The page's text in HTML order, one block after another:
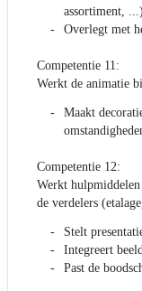
assortiment, ...)
Overlegt met
Competentie 11:
Werkt de animatie
Maakt
Competentie 12:
Werkt
de verdelers
Stelt
Integreert
Past de